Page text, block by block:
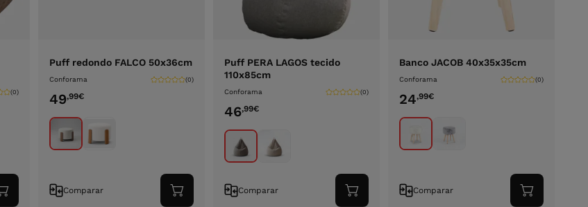
(0)
Adicionar
Puff redondo FALCO 50x36cm
Conforama (0)
49,99€
Comparar
Adicionar
Puff PERA LAGOS tecido
110x85cm
Conforama (0)
46,99€
Comparar
Adicionar
Banco JACOB 40x35x35cm
Conforama (0)
24,99€
Comparar
Adicionar